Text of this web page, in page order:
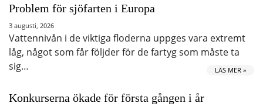
Problem för sjöfarten i Europa
3 augusti, 2026
Vattennivån i de viktiga floderna uppges vara extremt
låg, något som får följder för de fartyg som måste ta
sig…
LÄS MER »
Konkurserna ökade för första gången i år